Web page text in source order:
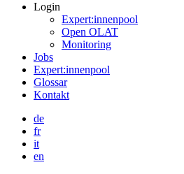
Login
Expert:innenpool
Open OLAT
Monitoring
Jobs
Expert:innenpool
Glossar
Kontakt
de
fr
it
en